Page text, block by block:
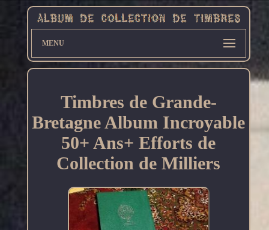
MENU
Timbres de Grande-
Bretagne Album Incroyable
50+ Ans+ Efforts de
Collection de Milliers